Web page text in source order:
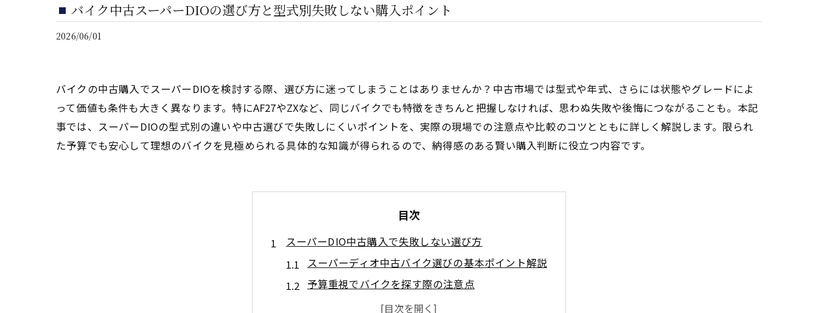
バイク中古スーパーDIOの選び方と型式別失敗しない購入ポイント
2026/06/01
バイクの中古購入でスーパーDIOを検討する際、選び方に迷ってしまうことはありませんか？中古市場では型式や年式、さらには状態やグレードによ
って価値も条件も大きく異なります。特にAF27やZXなど、同じバイクでも特徴をきちんと把握しなければ、思わぬ失敗や後悔につながることも。本記
事では、スーパーDIOの型式別の違いや中古選びで失敗しにくいポイントを、実際の現場での注意点や比較のコツとともに詳しく解説します。限られ
た予算でも安心して理想のバイクを見極められる具体的な知識が得られるので、納得感のある賢い購入判断に役立つ内容です。
目次
スーパーDIO中古購入で失敗しない選び方
スーパーディオ中古バイク選びの基本ポイント解説
予算重視でバイクを探す際の注意点
スーパーディオAF27やZXの中古事情を知る